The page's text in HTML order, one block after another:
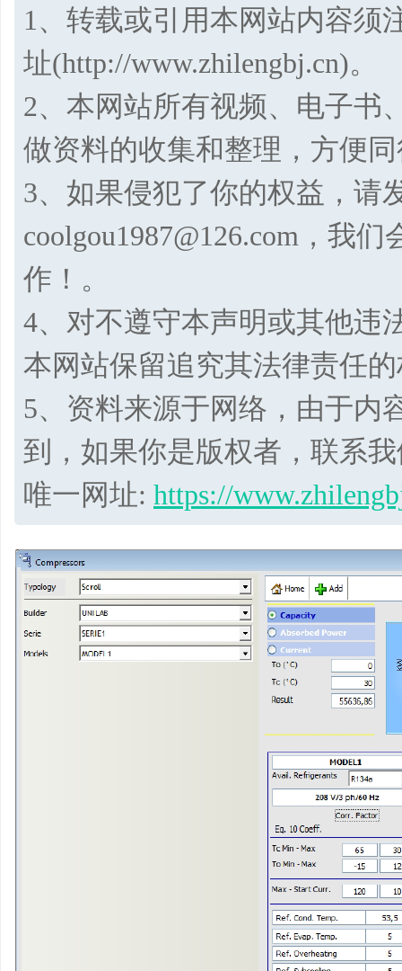
1、转载或引用本网站内容须
址(http://www.zhilengbj.cn)。
2、本网站所有视频、电子书
做资料的收集和整理，方便
3、如果侵犯了你的权益，请
coolgou1987@126.com，我
作！。
4、对不遵守本声明或其他违
本网站保留追究其法律责任
5、资料来源于网络，由于内
到，如果你是版权者，联系
唯一网址: https://